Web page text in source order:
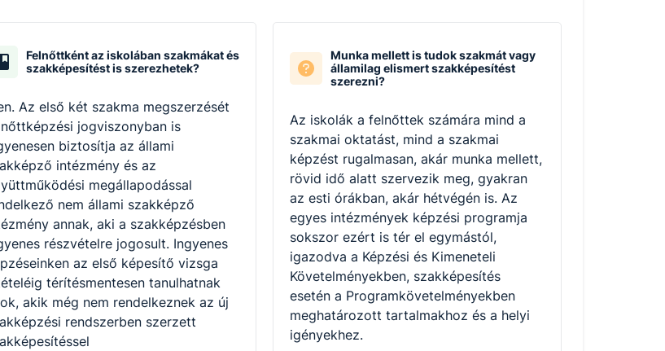
Felnőttként az iskolában szakmákat és
szakképesítést is szerezhetek?
Az első két szakma megszerzését
jogviszonyban is
biztosítja az állami
intézmény és az
megállapodással
nem állami szakképző
annak, aki a szakképzésben
részvételre jogosult. Ingyenes
az első képesítő vizsga
térítésmentesen tanulhatnak
akik még nem rendelkeznek az új
rendszerben szerzett
Munka mellett is tudok szakmát vagy
államilag elismert szakképesítést
szerezni?
Az iskolák a felnőttek számára mind a
szakmai oktatást, mind a szakmai
képzést rugalmasan, akár munka mellett,
rövid idő alatt szervezik meg, gyakran
az esti órákban, akár hétvégén is. Az
egyes intézmények képzési programja
sokszor ezért is tér el egymástól,
igazodva a Képzési és Kimeneteli
Követelményekben, szakképesítés
esetén a Programkövetelményekben
meghatározott tartalmakhoz és a helyi
igényekhez.